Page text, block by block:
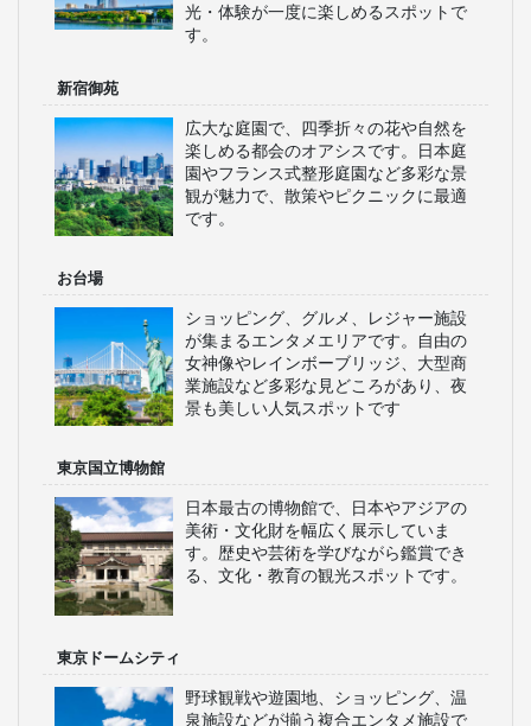
光・体験が一度に楽しめるスポットで
す。
新宿御苑
広大な庭園で、四季折々の花や自然を
楽しめる都会のオアシスです。日本庭
園やフランス式整形庭園など多彩な景
観が魅力で、散策やピクニックに最適
です。
お台場
ショッピング、グルメ、レジャー施設
が集まるエンタメエリアです。自由の
女神像やレインボーブリッジ、大型商
業施設など多彩な見どころがあり、夜
景も美しい人気スポットです
東京国立博物館
日本最古の博物館で、日本やアジアの
美術・文化財を幅広く展示していま
す。歴史や芸術を学びながら鑑賞でき
る、文化・教育の観光スポットです。
東京ドームシティ
野球観戦や遊園地、ショッピング、温
泉施設などが揃う複合エンタメ施設で